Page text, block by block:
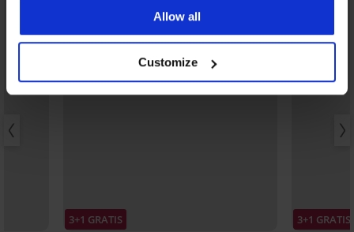
Allow all
Customize
3+1 GRATIS 3+1 GRATIS